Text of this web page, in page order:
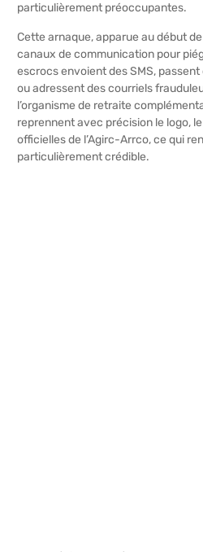
particulièrement préoccupantes.
Cette arnaque, apparue au début
canaux de communication pour
escrocs envoient des SMS,
ou adressent des courriels
l’organisme de retraite
reprennent avec précision le logo,
officielles de l’Agirc-Arrco, ce qui
particulièrement crédible.